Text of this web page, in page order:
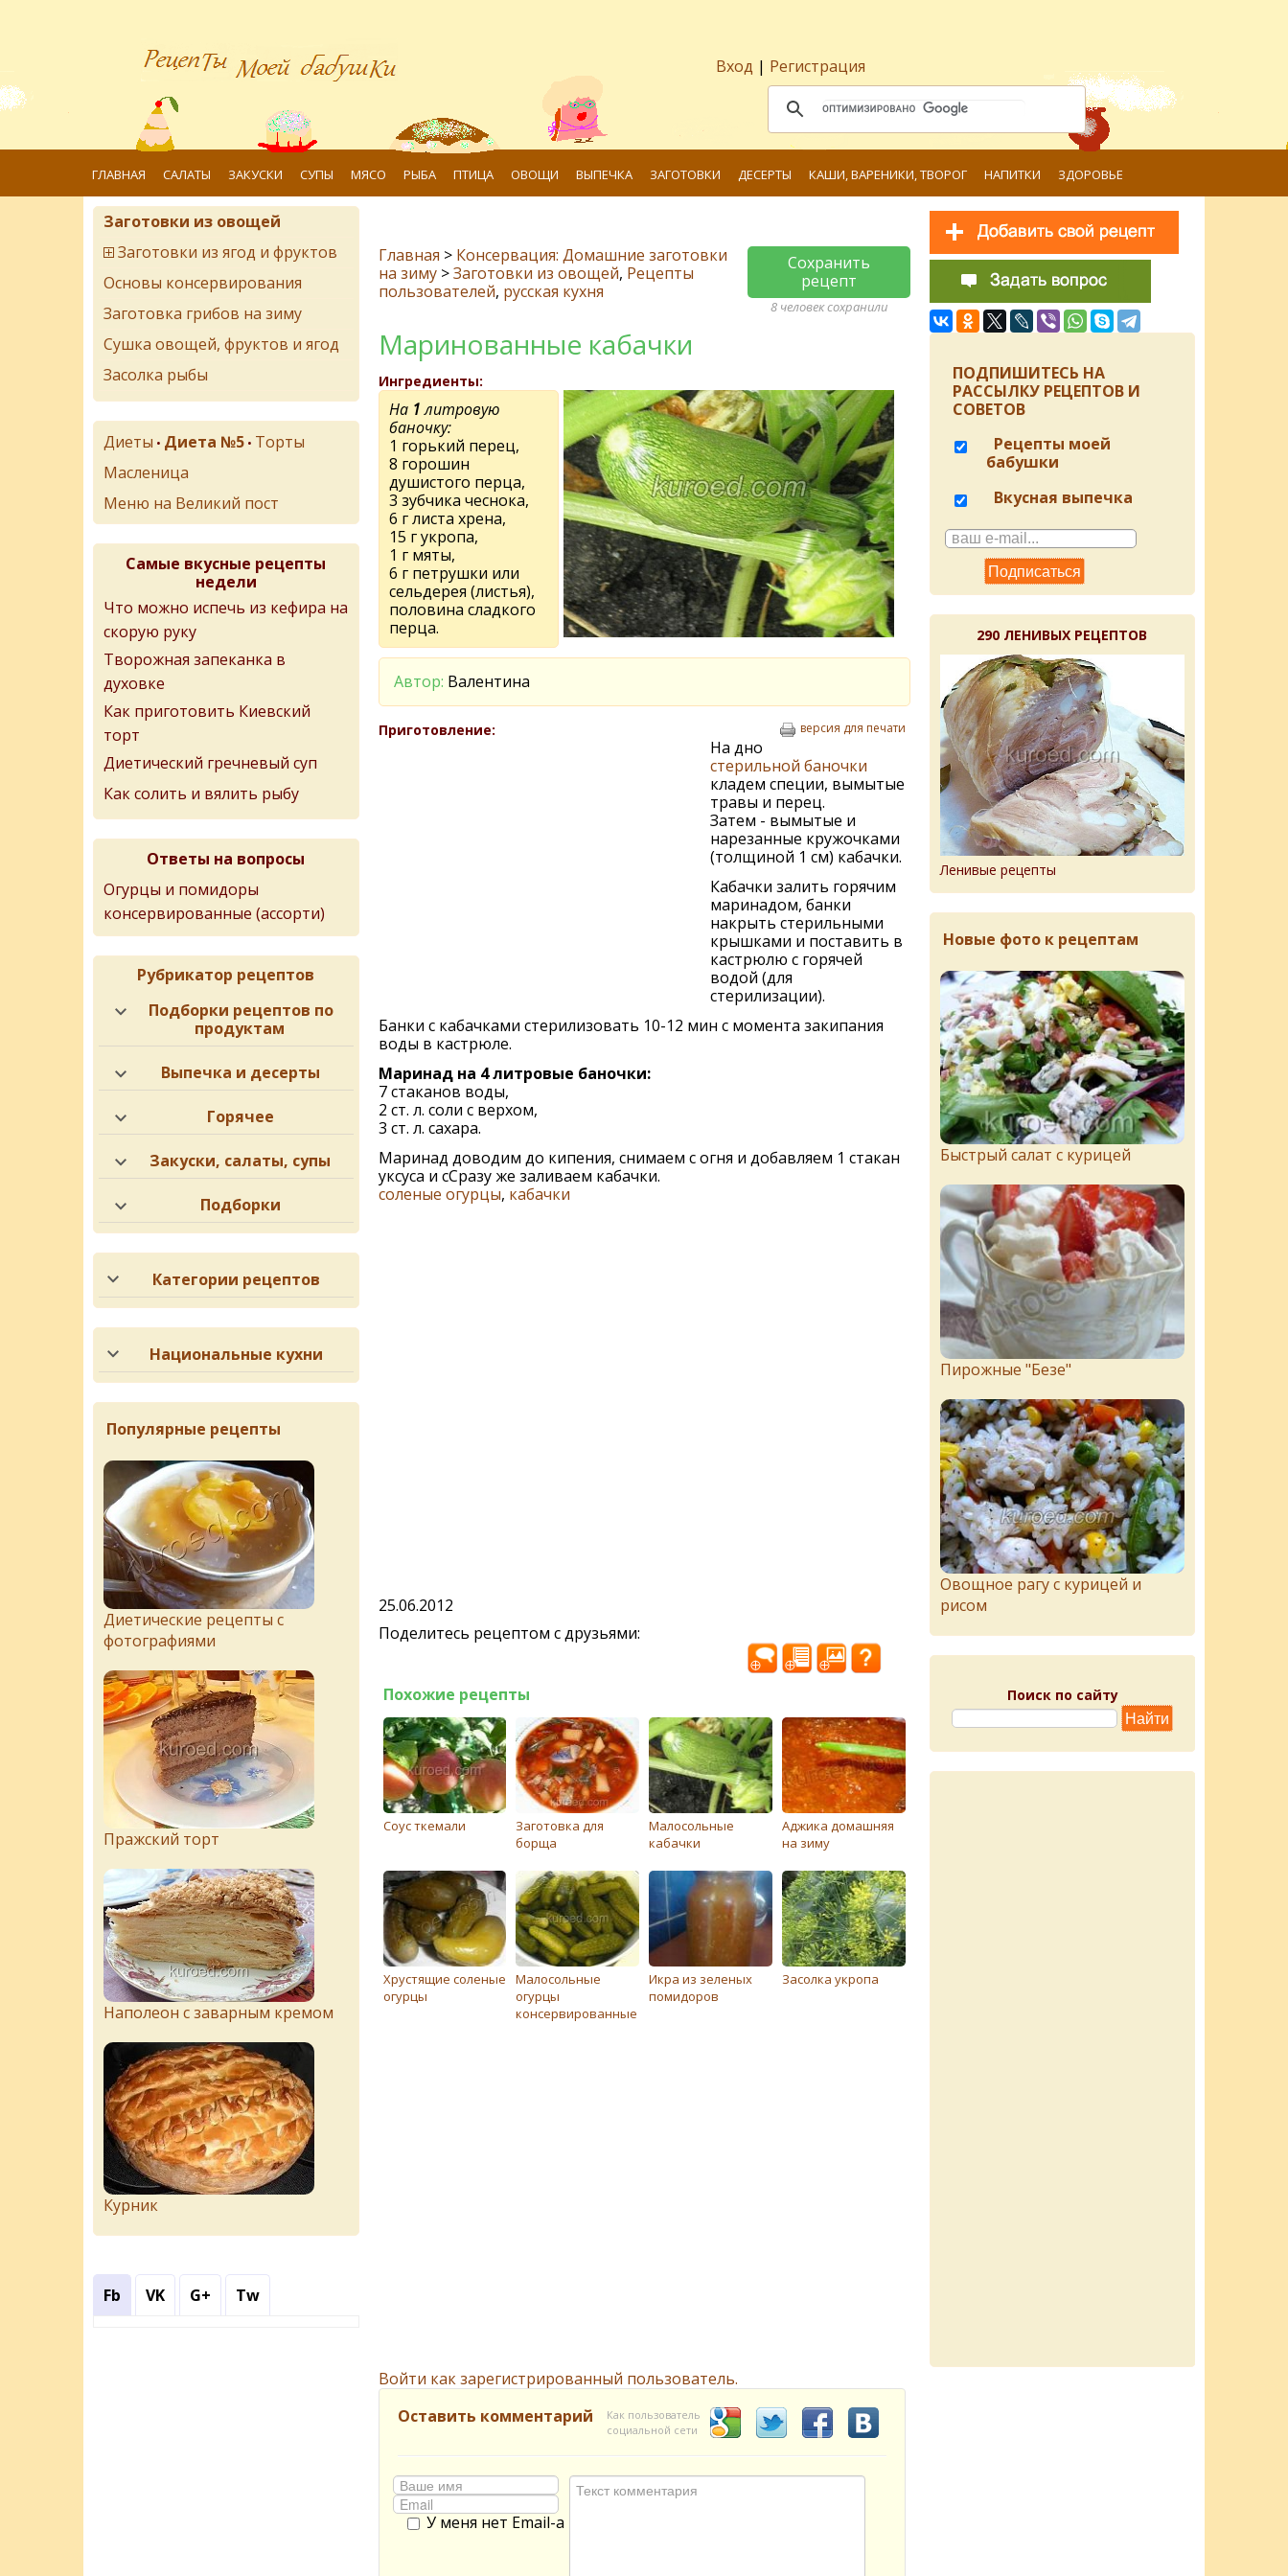
Вход | Регистрация
ГЛАВНАЯ САЛАТЫ ЗАКУСКИ СУПЫ МЯСО РЫБА ПТИЦА ОВОЩИ ВЫПЕЧКА ЗАГОТОВКИ ДЕСЕРТЫ КАШИ, ВАРЕНИКИ, ТВОРОГ НАПИТКИ ЗДОРОВЬЕ
Главная > Консервация: Домашние заготовки
на зиму>Заготовки из овощей, Рецепты
пользователей, русская кухня
Сохранить
рецепт
8 человек сохранили
Маринованные кабачки
Ингредиенты:
На 1литровую
баночку:
1 горький перец,
8 горошин
душистого перца,
3 зубчика чеснока,
6 г листа хрена,
15 г укропа,
1 г мяты,
6 г петрушки или
сельдерея (листья),
половина сладкого
перца.
Автор: Валентина
Приготовление: версия для печати
На дно
стерильной баночки
кладем специи, вымытые
травы и перец.
Затем - вымытые и
нарезанные кружочками
(толщиной 1 см) кабачки.
Кабачки залить горячим
маринадом, банки
накрыть стерильными
крышками и поставить в
кастрюлю с горячей
водой (для
стерилизации).
Банки с кабачками стерилизовать 10-12 мин с момента закипания
воды в кастрюле.
Маринад на 4 литровые баночки:
7 стаканов воды,
2 ст. л. соли с верхом,
3 ст. л. сахара.
Маринад доводим до кипения, снимаем с огня и добавляем 1 стакан
уксуса и сСразу же заливаем кабачки.
соленые огурцы, кабачки
25.06.2012
Поделитесь рецептом с друзьями:
Похожие рецепты
Соус ткемали
Заготовка для
борща
Малосольные
кабачки
Аджика домашняя
на зиму
Хрустящие соленые
огурцы
Малосольные
огурцы
консервированные
Икра из зеленых
помидоров
Засолка укропа
Войти как зарегистрированный пользователь.
Оставить комментарий
Как пользователь
социальной сети
У меня нет Email-а
Заготовки из овощей
Заготовки из ягод и фруктов
Основы консервирования
Заготовка грибов на зиму
Сушка овощей, фруктов и ягод
Засолка рыбы
Диеты • Диета №5 • Торты
Масленица
Меню на Великий пост
Самые вкусные рецепты
недели
Что можно испечь из кефира на
скорую руку
Творожная запеканка в
духовке
Как приготовить Киевский
торт
Диетический гречневый суп
Как солить и вялить рыбу
Ответы на вопросы
Огурцы и помидоры
консервированные (ассорти)
Рубрикатор рецептов
Подборки рецептов по
продуктам
Выпечка и десерты
Горячее
Закуски, салаты, супы
Подборки
Категории рецептов
Национальные кухни
Популярные рецепты
Диетические рецепты с
фотографиями
Пражский торт
Наполеон с заварным кремом
Курник
Fb VK G+ Tw
ПОДПИШИТЕСЬ НА
РАССЫЛКУ РЕЦЕПТОВ И
СОВЕТОВ
Рецепты моей
бабушки
Вкусная выпечка
290 ЛЕНИВЫХ РЕЦЕПТОВ
Ленивые рецепты
Новые фото к рецептам
Быстрый салат с курицей
Пирожныe "Бeзe"
Овощное рагу с курицей и
рисом
Поиск по сайту